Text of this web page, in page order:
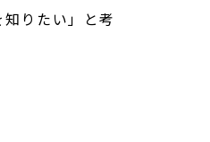
りたい」と考